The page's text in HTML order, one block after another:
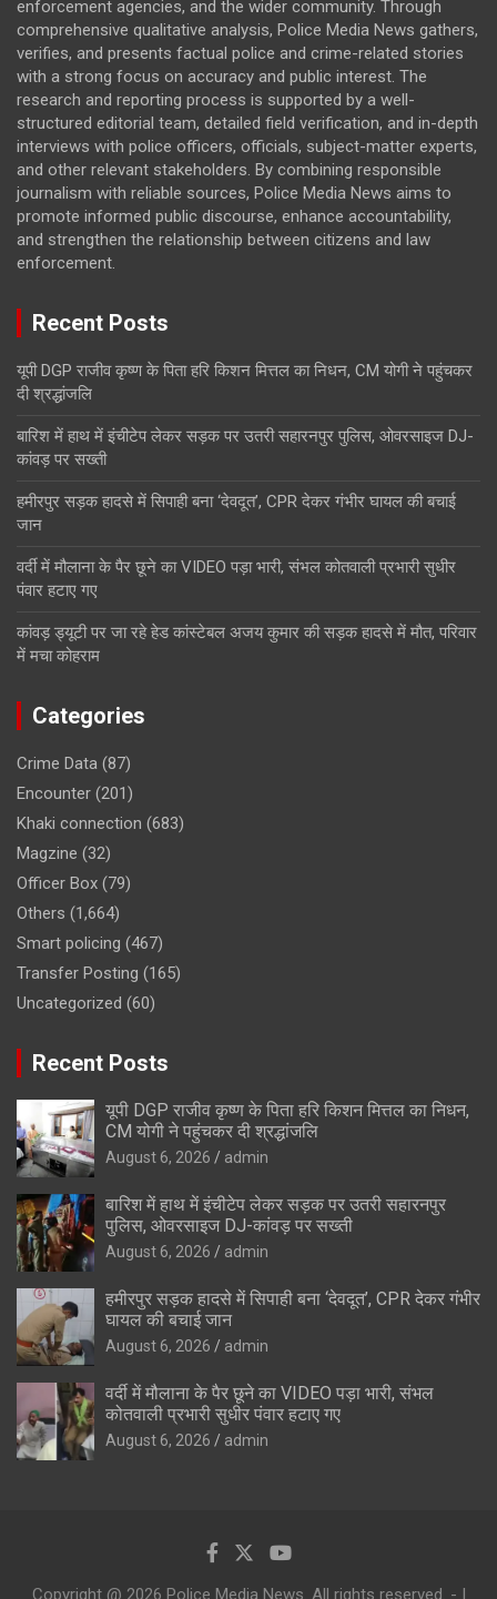
enforcement agencies, and the wider community. Through
comprehensive qualitative analysis, Police Media News gathers,
verifies, and presents factual police and crime-related stories
with a strong focus on accuracy and public interest. The
research and reporting process is supported by a well-
structured editorial team, detailed field verification, and in-depth
interviews with police officers, officials, subject-matter experts,
and other relevant stakeholders. By combining responsible
journalism with reliable sources, Police Media News aims to
promote informed public discourse, enhance accountability,
and strengthen the relationship between citizens and law
enforcement.
Recent Posts
यूपी DGP राजीव कृष्ण के पिता हरि किशन मित्तल का निधन, CM योगी ने पहुंचकर
दी श्रद्धांजलि
बारिश में हाथ में इंचीटेप लेकर सड़क पर उतरी सहारनपुर पुलिस, ओवरसाइज DJ-
कांवड़ पर सख्ती
हमीरपुर सड़क हादसे में सिपाही बना ‘देवदूत’, CPR देकर गंभीर घायल की बचाई
जान
वर्दी में मौलाना के पैर छूने का VIDEO पड़ा भारी, संभल कोतवाली प्रभारी सुधीर
पंवार हटाए गए
कांवड़ ड्यूटी पर जा रहे हेड कांस्टेबल अजय कुमार की सड़क हादसे में मौत, परिवार
में मचा कोहराम
Categories
Crime Data (87)
Encounter (201)
Khaki connection (683)
Magzine (32)
Officer Box (79)
Others (1,664)
Smart policing (467)
Transfer Posting (165)
Uncategorized (60)
Recent Posts
यूपी DGP राजीव कृष्ण के पिता हरि किशन मित्तल का निधन,
CM योगी ने पहुंचकर दी श्रद्धांजलि
August 6, 2026 admin
बारिश में हाथ में इंचीटेप लेकर सड़क पर उतरी सहारनपुर
पुलिस, ओवरसाइज DJ-कांवड़ पर सख्ती
August 6, 2026 admin
हमीरपुर सड़क हादसे में सिपाही बना ‘देवदूत’, CPR देकर गंभीर
घायल की बचाई जान
August 6, 2026 admin
वर्दी में मौलाना के पैर छूने का VIDEO पड़ा भारी, संभल
कोतवाली प्रभारी सुधीर पंवार हटाए गए
August 6, 2026 admin
Copyright @ 2026 Police Media News. All rights reserved. - |